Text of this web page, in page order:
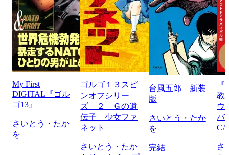
My First
DIGITAL『ゴル
ゴ13』
さいとう・たか
を
ゴルゴ１３スピ
ンオフシリー
ズ ２ Ｇの遺
伝子 少女ファ
ネット
さいとう・たか
台風五郎 新装
版
さいとう・たか
を
完結
教
ウ
バ
さ